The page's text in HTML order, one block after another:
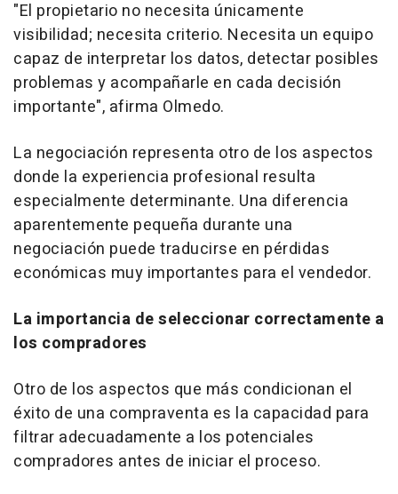
"El propietario no necesita únicamente
visibilidad; necesita criterio. Necesita un equipo
capaz de interpretar los datos, detectar posibles
problemas y acompañarle en cada decisión
importante", afirma Olmedo.
La negociación representa otro de los aspectos
donde la experiencia profesional resulta
especialmente determinante. Una diferencia
aparentemente pequeña durante una
negociación puede traducirse en pérdidas
económicas muy importantes para el vendedor.
La importancia de seleccionar correctamente a
los compradores
Otro de los aspectos que más condicionan el
éxito de una compraventa es la capacidad para
filtrar adecuadamente a los potenciales
compradores antes de iniciar el proceso.